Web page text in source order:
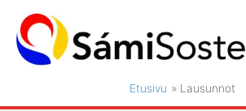
sisältöön
Etusivu Lausunnot